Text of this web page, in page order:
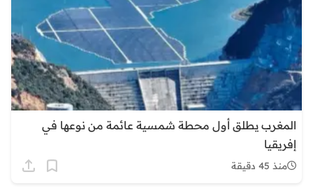
المغرب يطلق أول محطة شمسية عائمة من نوعها في
إفريقيا
منذ 45 دقيقة